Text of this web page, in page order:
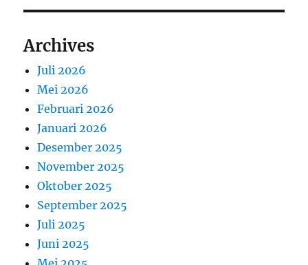
Archives
Juli 2026
Mei 2026
Februari 2026
Januari 2026
Desember 2025
November 2025
Oktober 2025
September 2025
Juli 2025
Juni 2025